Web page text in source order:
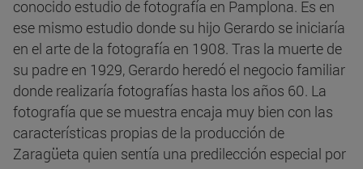
conocido estudio de fotografía en Pamplona. Es en
ese mismo estudio donde su hijo Gerardo se iniciaría
en el arte de la fotografía en 1908. Tras la muerte de
su padre en 1929, Gerardo heredó el negocio familiar
donde realizaría fotografías hasta los años 60. La
fotografía que se muestra encaja muy bien con las
características propias de la producción de
Zaragüeta quien sentía una predilección especial por